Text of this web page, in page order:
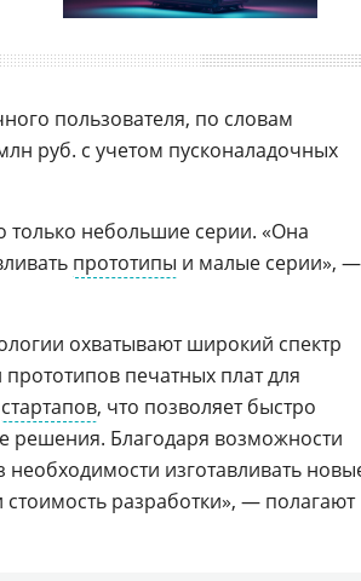
пользователя, по словам
руб. с учетом пусконаладочных
только небольшие серии. «Она
прототипы и малые серии», —
охватывают широкий спектр
печатных плат для
стартапов, что позволяет быстро
решения. Благодаря возможности
изготавливать
разработки», — полагают